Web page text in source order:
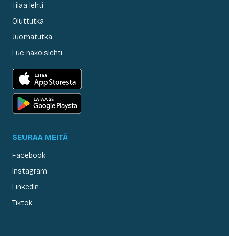
Tilaa lehti
Oluttutka
Juomatutka
Lue näköislehti
SEURAA MEITÄ
Facebook
Instagram
LinkedIn
Tiktok